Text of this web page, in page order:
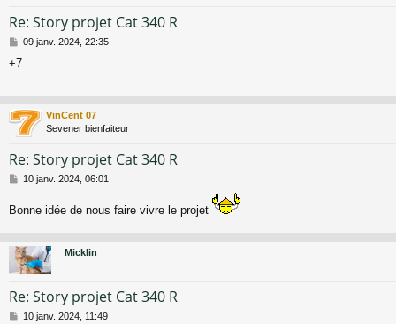
Re: Story projet Cat 340 R
M
s
g
e
09 janv. 2024, 22:35
+7
VinCent 07
Sevener bienfaiteur
Re: Story projet Cat 340 R
M
s
g
e
10 janv. 2024, 06:01
Bonne idée de nous faire vivre le projet
Micklin
Re: Story projet Cat 340 R
M10 janv. 2024, 11:49